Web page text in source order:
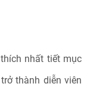
nhất tiết mục
thành diễn viên